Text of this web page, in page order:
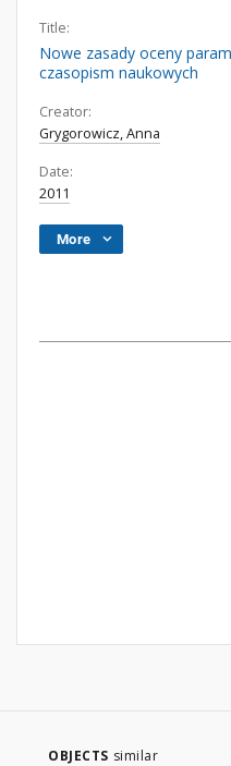
Title:
Nowe zasady oceny
czasopism naukowych
Creator:
Grygorowicz, Anna
Date:
2011
More
OBJECTS similar